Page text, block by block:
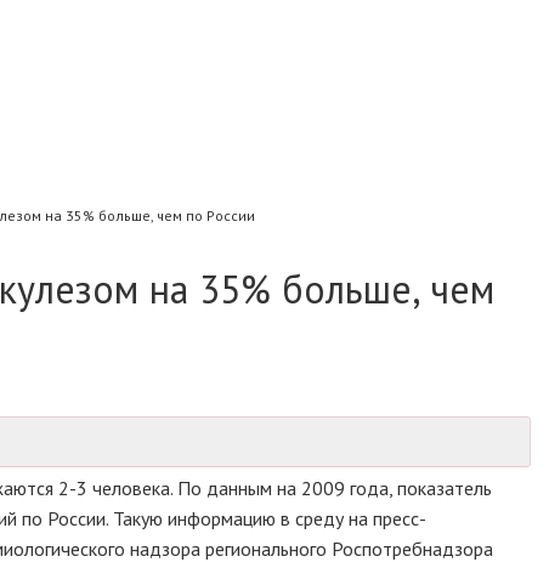
на 35% больше, чем по России
на 35% больше, чем
2-3 человека. По данным на 2009 года, показатель
по России. Такую информацию в среду на пресс-
надзора регионального Роспотребнадзора